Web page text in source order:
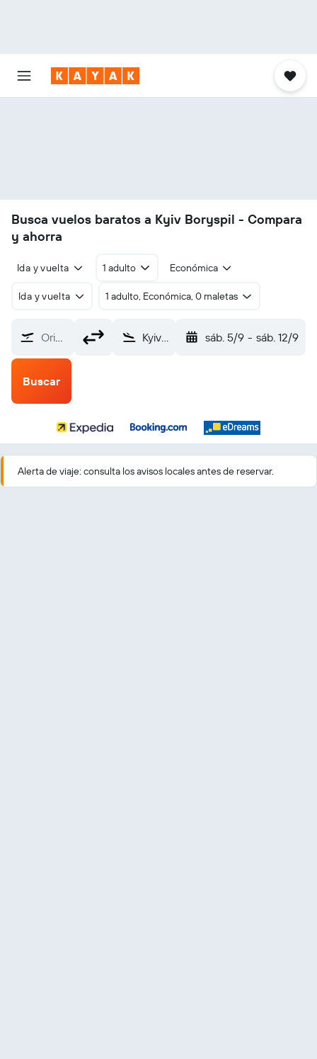
Busca vuelos baratos a Kyiv Boryspil - Compara
y ahorra
Ida y vuelta 1 adulto Económica
Ida y vuelta 1 adulto, Económica, 0 maletas
Origen Kyiv Boryspil (KBP) sáb. 5/9 - sáb. 12/9
Buscar
Alerta de viaje: consulta los avisos locales antes de reservar.